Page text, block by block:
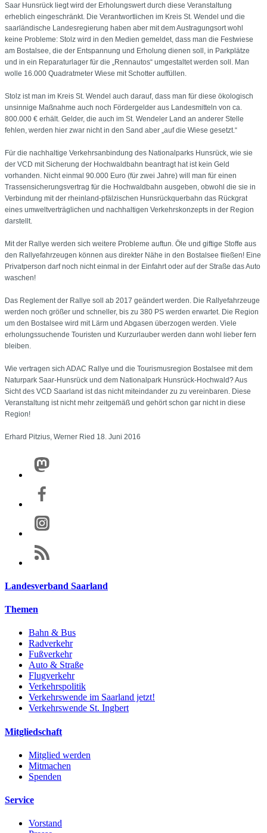
Saar Hunsrück liegt wird der Erholungswert durch diese Veranstaltung
erheblich eingeschränkt. Die Verantwortlichen im Kreis St. Wendel und die
saarländische Landesregierung haben aber mit dem Austragungsort wohl
keine Probleme: Stolz wird in den Medien gemeldet, dass man die Festwiese
am Bostalsee, die der Entspannung und Erholung dienen soll, in Parkplätze
und in ein Reparaturlager für die „Rennautos“ umgestaltet werden soll. Man
wolle 16.000 Quadratmeter Wiese mit Schotter auffüllen.
Stolz ist man im Kreis St. Wendel auch darauf, dass man für diese ökologisch
unsinnige Maßnahme auch noch Fördergelder aus Landesmitteln von ca.
800.000 € erhält. Gelder, die auch im St. Wendeler Land an anderer Stelle
fehlen, werden hier zwar nicht in den Sand aber „auf die Wiese gesetzt.“
Für die nachhaltige Verkehrsanbindung des Nationalparks Hunsrück, wie sie
der VCD mit Sicherung der Hochwaldbahn beantragt hat ist kein Geld
vorhanden. Nicht einmal 90.000 Euro (für zwei Jahre) will man für einen
Trassensicherungsvertrag für die Hochwaldbahn ausgeben, obwohl die sie in
Verbindung mit der rheinland-pfälzischen Hunsrückquerbahn das Rückgrat
eines umweltverträglichen und nachhaltigen Verkehrskonzepts in der Region
darstellt.
Mit der Rallye werden sich weitere Probleme auftun. Öle und giftige Stoffe aus
den Rallyefahrzeugen können aus direkter Nähe in den Bostalsee fließen! Eine
Privatperson darf noch nicht einmal in der Einfahrt oder auf der Straße das Auto
waschen!
Das Reglement der Rallye soll ab 2017 geändert werden. Die Rallyefahrzeuge
werden noch größer und schneller, bis zu 380 PS werden erwartet. Die Region
um den Bostalsee wird mit Lärm und Abgasen überzogen werden. Viele
erholungssuchende Touristen und Kurzurlauber werden dann wohl lieber fern
bleiben.
Wie vertragen sich ADAC Rallye und die Tourismusregion Bostalsee mit dem
Naturpark Saar-Hunsrück und dem Nationalpark Hunsrück-Hochwald? Aus
Sicht des VCD Saarland ist das nicht miteindander zu zu vereinbaren. Diese
Veranstaltung ist nicht mehr zeitgemäß und gehört schon gar nicht in diese
Region!
Erhard Pitzius, Werner Ried 18. Juni 2016
Landesverband Saarland
Themen
Bahn & Bus
Radverkehr
Fußverkehr
Auto & Straße
Flugverkehr
Verkehrspolitik
Verkehrswende im Saarland jetzt!
Verkehrswende St. Ingbert
Mitgliedschaft
Mitglied werden
Mitmachen
Spenden
Service
Vorstand